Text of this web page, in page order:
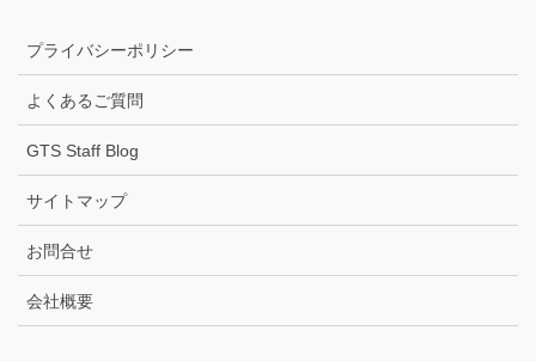
プライバシーポリシー
よくあるご質問
GTS Staff Blog
サイトマップ
お問合せ
会社概要